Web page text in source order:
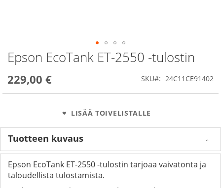
Epson EcoTank ET-2550 -tulostin
229,00 € SKU 24C11CE91402
LISÄÄ TOIVELISTALLE
Skip
to
beginning
of
Tuotteen kuvaus
Epson EcoTank ET-2550 -tulostin tarjoaa vaivatonta ja
taloudellista tulostamista.